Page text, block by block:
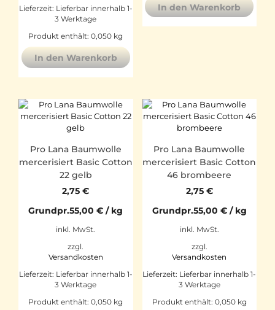
Lieferzeit: Lieferbar innerhalb 1-
3 Werktage
Produkt enthält: 0,050 kg
In den Warenkorb
In den Warenkorb
Pro Lana Baumwolle
mercerisiert Basic Cotton
22 gelb
2,75€
Grundpr.55,00€ / kg
inkl. MwSt.
zzgl.
Versandkosten
Lieferzeit: Lieferbar innerhalb 1-
3 Werktage
Produkt enthält: 0,050 kg
Pro Lana Baumwolle
mercerisiert Basic Cotton
46 brombeere
2,75 €
Grundpr.55,00 €/ kg
inkl. MwSt.
zzgl.
Versandkosten
Lieferzeit: Lieferbar innerhalb 1-
3 Werktage
Produkt enthält: 0,050 kg